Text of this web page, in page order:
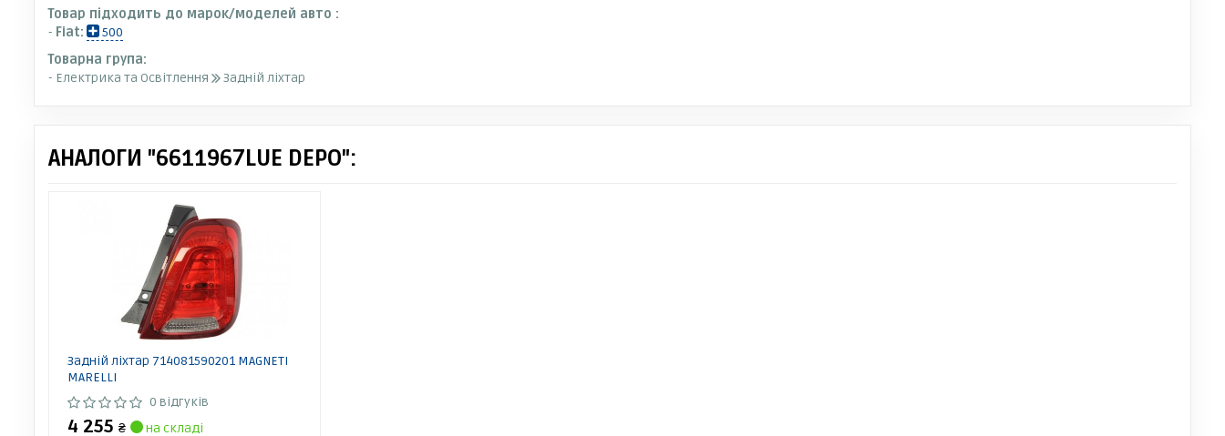
Товар підходить до марок/моделей авто :
- Fiat:
500
Товарна група:
- Електрика та Освітлення
Задній ліхтар
АНАЛОГИ "6611967LUE DEPO":
Задній ліхтар 714081590201 MAGNETI
MARELLI
0 відгуків
4 255 ₴
на складі